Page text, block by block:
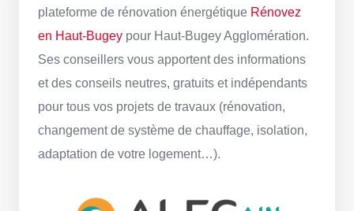
plateforme de rénovation énergétique Rénovez
en Haut-Bugey pour Haut-Bugey Agglomération.
Ses conseillers vous apportent des informations
et des conseils neutres, gratuits et indépendants
pour tous vos projets de travaux (rénovation,
changement de système de chauffage, isolation,
adaptation de votre logement…).